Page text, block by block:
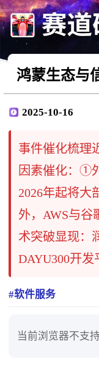
鸿蒙生态与
2025-10-16
事件催化梳理
因素催化：①
2026年起将大
外，AWS与
术突破显现​：
DAYU300开发
#软件服务
当前浏览器不支